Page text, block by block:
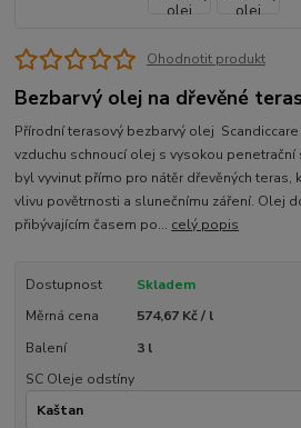
Ohodnotit produkt
Bezbarvý olej na dřevěné
Přírodní terasový bezbarvý olej Scandiccare
vzduchu schnoucí olej s vysokou
byl vyvinut přímo pro nátěr dřevěných teras,
vlivu povětrnosti a slunečnímu záření. Olej
přibývajícím časem po... celý popis
Dostupnost
Skladem
Měrná cena
574,67 Kč / l
Balení
3 l
SC Oleje odstíny